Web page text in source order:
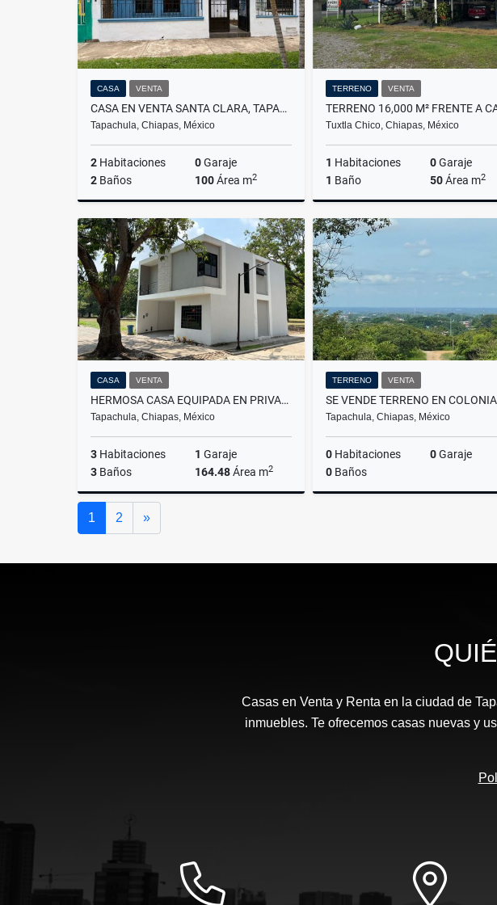
CASA VENTA
CASA EN VENTA SANTA CLARA, TAPACHULA
Tapachula, Chiapas, México
2 Habitaciones 0Garaje
2 Baños 100Área m2
Venta
$1,650,000
TERRENO VENTA
Tuxtla Chico, Chiapas, México
1 Habitaciones 0Garaje
1 Baño 50Área m2
CASA VENTA
HERMOSA CASA EQUIPADA EN PRIVADA LAS ÁNIMAS TAPACHULA, CHIAPAS
Tapachula, Chiapas, México
3 Habitaciones 1 Garaje
3 Baños 164.48Área m2
TERRENO VENTA
Tapachula, Chiapas, México
0Habitaciones 0Garaje
0Baños
1 2 »Siguiente
Casas en Venta y Renta en la ciudad de
inmuebles. Te ofrecemos casas nuevas y